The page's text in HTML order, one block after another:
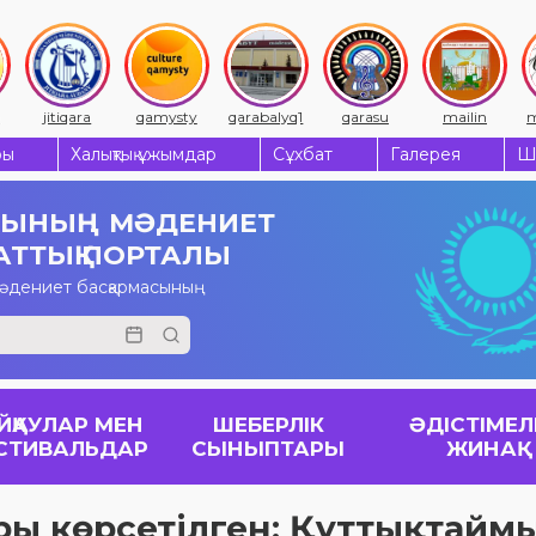
jitiqara qamysty qarabalyq1 qarasu mailin
Халықтық ұжымдар Сұхбат Галерея
МӘДЕНИЕТ
ПОРТАЛЫ
басқармасының
МЕН
ШЕБЕРЛІК
СЫНЫПТАРЫ
ЖИНАҚ
көрсетілген: